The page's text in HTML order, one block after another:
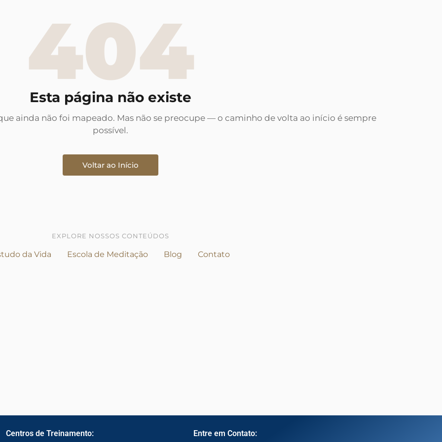
404
Esta página não existe
ainda não foi mapeado. Mas não se preocupe — o caminho de volta ao início é sempre
possível.
Voltar ao Início
EXPLORE NOSSOS CONTEÚDOS
da Vida Escola de Meditação Blog Contato
Centros de Treinamento: Entre em Contato: